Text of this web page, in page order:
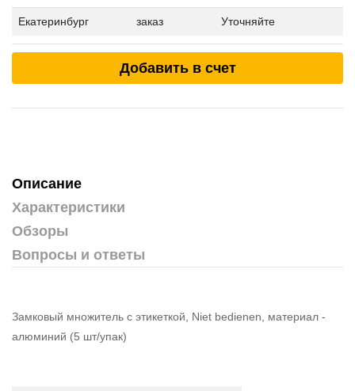
Екатеринбург заказ Уточняйте
Добавить в счет
Описание
Характеристики
Обзоры
Вопросы и ответы
Замковый множитель с этикеткой, Niet bedienen, материал -
алюминий (5 шт/упак)